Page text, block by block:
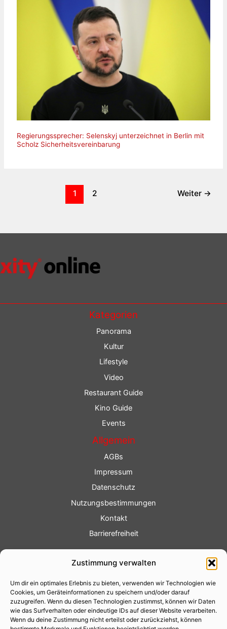
Zustimmung verwalten
Um dir ein optimales Erlebnis zu bieten, verwenden wir Technologien wie
Cookies, um Geräteinformationen zu speichern und/oder darauf
zuzugreifen. Wenn du diesen Technologien zustimmst, können wir Daten
wie das Surfverhalten oder eindeutige IDs auf dieser Website verarbeiten.
Wenn du deine Zustimmung nicht erteilst oder zurückziehst, können
Regierungssprecher: Selenskyj unterzeichnet in Berlin mit
Scholz Sicherheitsvereinbarung
1 2 Weiter →
Kategorien
Panorama
Kultur
Lifestyle
Video
Restaurant Guide
Kino Guide
Events
Allgemein
AGBs
Impressum
Datenschutz
Nutzungsbestimmungen
Kontakt
Barrierefreiheit
Fotoservice
Videoservice
Werbung
Contenterstellung